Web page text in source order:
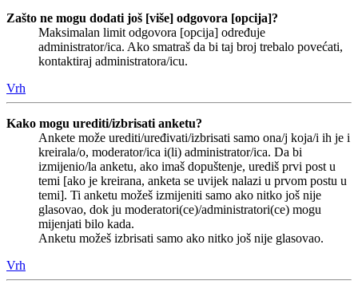
Zašto ne mogu dodati još [više] odgovora [opcija]?
Maksimalan limit odgovora [opcija] određuje
administrator/ica. Ako smatraš da bi taj broj trebalo povećati,
kontaktiraj administratora/icu.
Vrh
Kako mogu urediti/izbrisati anketu?
Ankete može urediti/uređivati/izbrisati samo ona/j koja/i ih je i
kreirala/o, moderator/ica i(li) administrator/ica. Da bi
izmijenio/la anketu, ako imaš dopuštenje, urediš prvi post u
temi [ako je kreirana, anketa se uvijek nalazi u prvom postu u
temi]. Ti anketu možeš izmijeniti samo ako nitko još nije
glasovao, dok ju moderatori(ce)/administratori(ce) mogu
mijenjati bilo kada.
Anketu možeš izbrisati samo ako nitko još nije glasovao.
Vrh